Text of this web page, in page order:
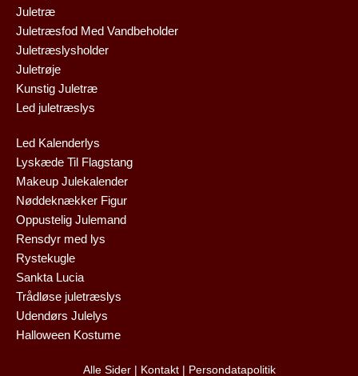
Juletræ
Juletræsfod Med Vandbeholder
Juletræslysholder
Juletrøje
Kunstig Juletræ
Led juletræslys
Led Kalenderlys
Lyskæde Til Flagstang
Makeup Julekalender
Nøddeknækker Figur
Oppustelig Julemand
Rensdyr med lys
Rystekugle
Sankta Lucia
Trådløse juletræslys
Udendørs Julelys
Halloween Kostume
Alle Sider| Kontakt| Persondatapolitik